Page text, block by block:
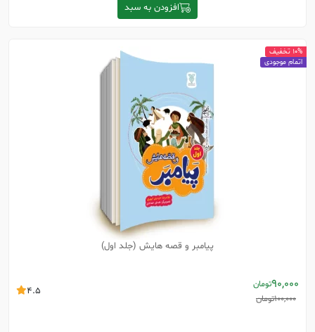
افزودن به سبد
پیامبر و قصه هایش (جلد اول)
90,000تومان
100,000تومان
4.5
10% تخفیف
اتمام موجودی